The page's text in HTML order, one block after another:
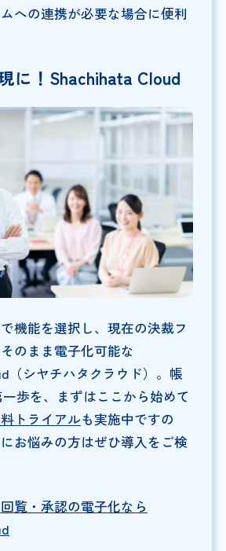
への連携が必要な場合に便利
に！Shachihata Cloud
機能を選択し、現在の決裁フ
のまま電子化可能な
（シヤチハタクラウド）。帳
歩を、まずはここから始めて
トライアルも実施中ですの
お悩みの方はぜひ導入をご検
覧・承認の電子化なら